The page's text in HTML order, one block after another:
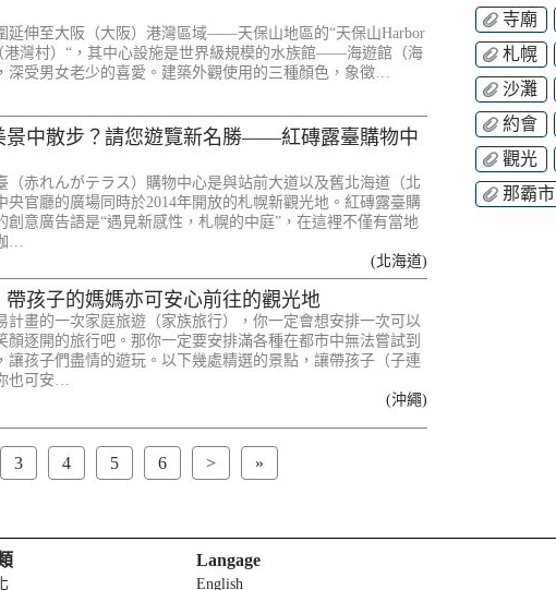
延伸至大阪（大阪）港灣區域——天保山地區的“天保山Harbor
港灣村）“，其中心設施是世界級規模的水族館——海遊館（海
深受男女老少的喜愛。建築外觀使用的三種顏色，象徵…
景中散步？請您遊覽新名勝——紅磚露臺購物中
（赤れんがテラス）購物中心是與站前大道以及舊北海道（北
央官廳的廣場同時於2014年開放的札幌新觀光地。紅磚露臺購
創意廣告語是“遇見新感性，札幌的中庭”，在這裡不僅有當地
…
(北海道)
帶孩子的媽媽亦可安心前往的觀光地
計畫的一次家庭旅遊（家族旅行），你一定會想安排一次可以
顏逐開的旅行吧。那你一定要安排滿各種在都市中無法嘗試到
讓孩子們盡情的遊玩。以下幾處精選的景點，讓帶孩子（子連
也可安…
(沖繩)
3 4 5 6 > »
寺廟
札幌
沙灘
約會
觀光
那霸市
Langage
English